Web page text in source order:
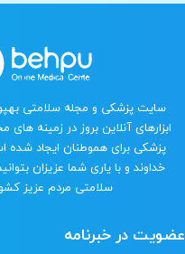
سایت پزشکی و مجله سلامتی بهپو
ابزارهای آنلاین بروز در زمینه
پزشکی برای هموطنان ایجاد
خداوند و با یاری شما عزیزان
سلامتی مردم عزیز
عضویت در خبرنامه